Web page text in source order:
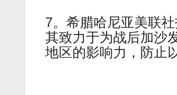
7。希腊哈尼亚美联
其致力于为战后加沙
地区的影响力，防止